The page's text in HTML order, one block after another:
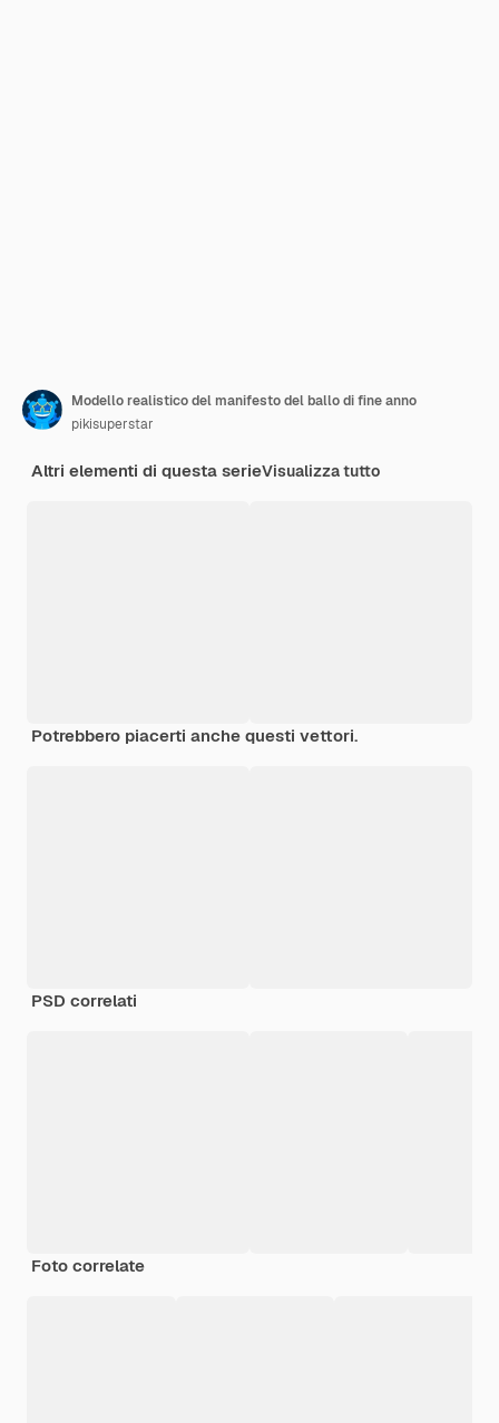
Modello realistico del manifesto del ballo di fine anno
pikisuperstar
Altri elementi di questa serieVisualizza tutto
Potrebbero piacerti anche questi vettori.
PSD correlati
Foto correlate